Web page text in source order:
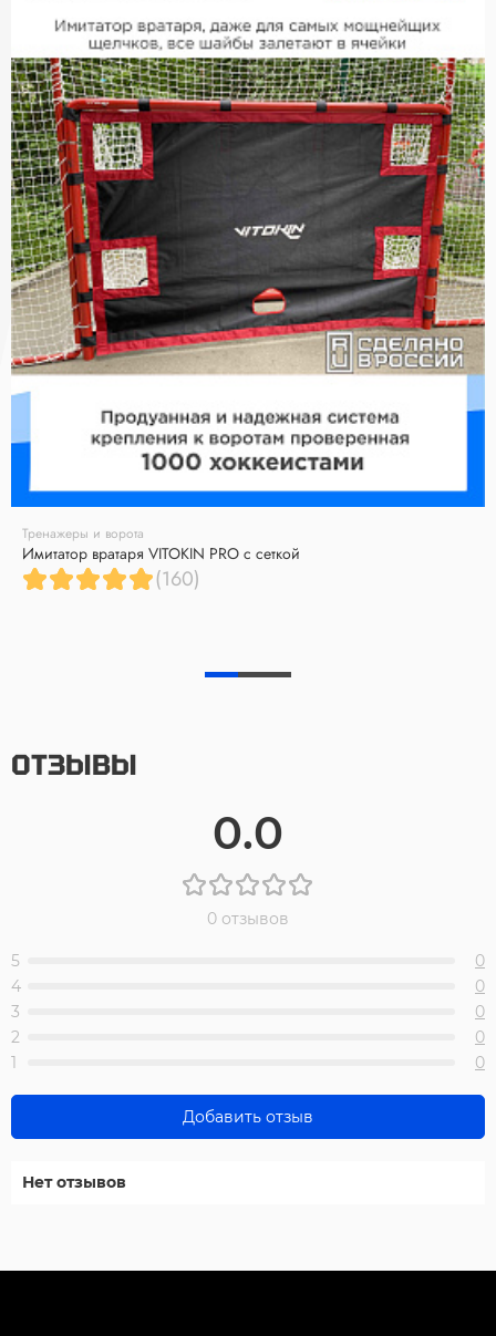
Тренажеры и ворота
Имитатор вратаря VITOKIN PRO с сеткой
(160)
ОТЗЫВЫ
0.0
0 отзывов
5
0
4
0
3
0
2
0
1
0
Добавить отзыв
Нет отзывов